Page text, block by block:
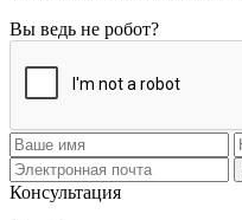
Вы ведь не робот?
Консультация